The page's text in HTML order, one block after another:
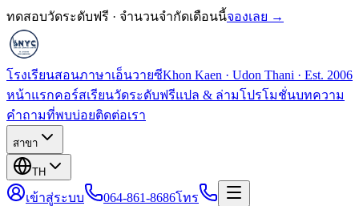
ทดสอบวัดระดับฟรี · จำนวนจำกัดเดือนนี้จองเลย →
โรงเรียนสอนภาษาเอ็นวายซีKhon Kaen · Udon Thani · Est. 2006
หน้าแรกคอร์สเรียนวัดระดับฟรีแปล & ล่ามโปรโมชั่นบทความ
คำถามที่พบบ่อยติดต่อเรา
สาขา
TH
เข้าสู่ระบบ 064-861-8686โทร